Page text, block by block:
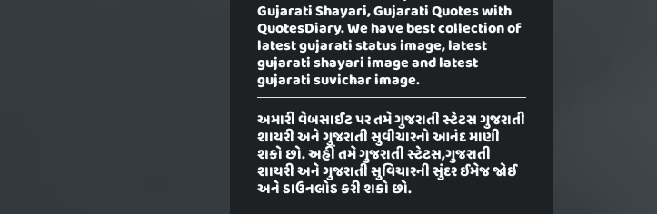
Gujarati Shayari, Gujarati Quotes with
QuotesDiary. We have best collection of
latest gujarati status image, latest
gujarati shayari image and latest
gujarati suvichar image.
અમારી વેબસાઈટ પર તમે ગુજરાતી સ્ટેટસ ગુજરાતી
શાયરી અને ગુજરાતી સુવીચારનો આનંદ માણી
શકો છો. અહીં તમે ગુજરાતી સ્ટેટસ,ગુજરાતી
શાયરી અને ગુજરાતી સુવિચારની સુંદર ઈમેજ જોઈ
અને ડાઉનલોડ કરી શકો છો.